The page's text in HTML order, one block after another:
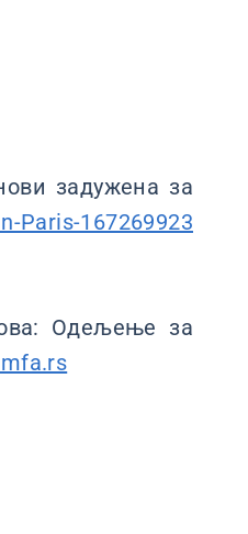
задужена за
Paris-167269923
Одељење за